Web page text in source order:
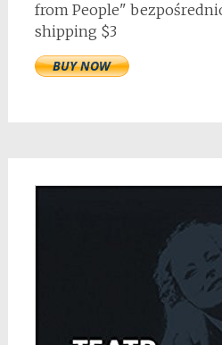
from People"
shipping $3